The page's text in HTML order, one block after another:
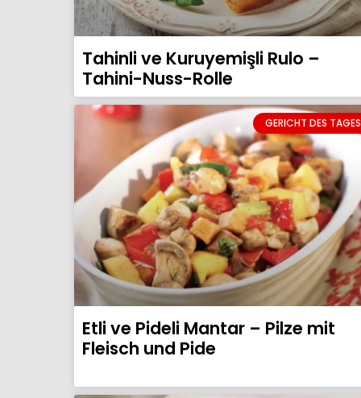
Tahinli ve Kuruyemişli Rulo –
Tahini-Nuss-Rolle
GERICHT DES TAGES
Etli ve Pideli Mantar – Pilze mit
Fleisch und Pide